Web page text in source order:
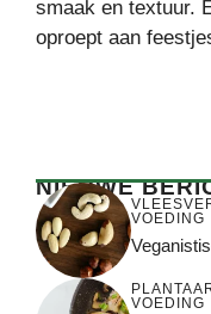
smaak en textuur.
oproept aan
NIEUWE
VOEDING
VOEDING